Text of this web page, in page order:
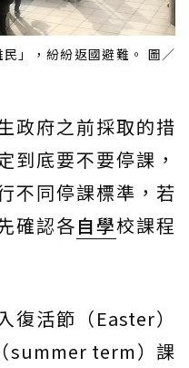
」，紛紛返國避難。 圖／
政府之前採取的措
到底要不要停課，
不同停課標準，若
確認各自學校課程
復活節（Easter）
summer term）課